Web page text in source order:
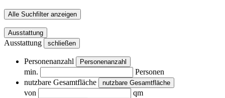
Alle Suchfilter anzeigen
Ausstattung
Ausstattung schließen
Personenanzahl Personenanzahl
min.
Personen
nutzbare Gesamtfläche
nutzbare Gesamtfläche
von
qm